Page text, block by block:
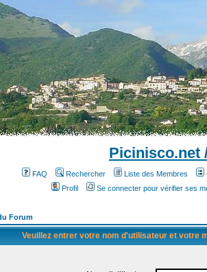
Picinisco.net
FAQ Rechercher Liste des Membres
Profil
Se connecter pour vérifier ses
Forum
Veuillez entrer votre nom d'utilisateur et votre